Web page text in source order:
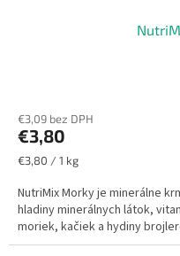
€3,09 bez DPH
€3,80
Jednotková
€3,80 / 1 kg
NutriMix Morky je minerálne
hladiny minerálnych látok,
moriek, kačiek a hydiny